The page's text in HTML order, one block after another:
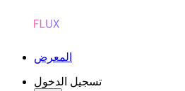
المعرض
تسجيل الدخول